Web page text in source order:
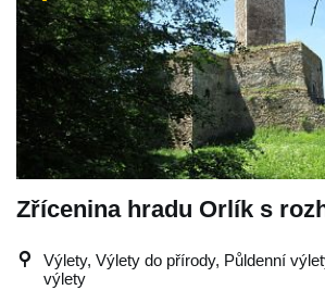
Zřícenina hradu Orlík s
Výlety, Výlety do přírody, Půldenní
výlety